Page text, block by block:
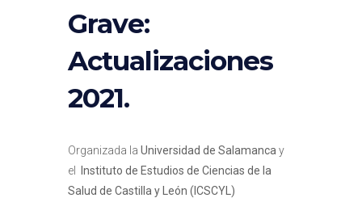
Grave:
Actualizaciones
2021.
Organizada la Universidad de Salamanca y
el
Instituto de Estudios de Ciencias de la
Salud de Castilla y León (ICSCYL)